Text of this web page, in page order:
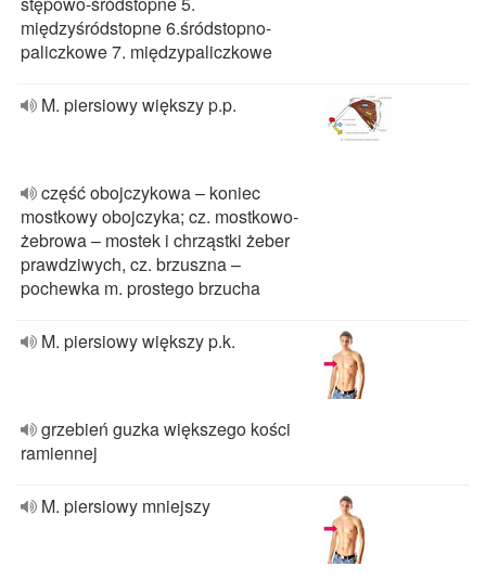
międzyśródstopne 6.śródstopno-
paliczkowe 7. międzypaliczkowe
M. piersiowy większy p.p.
część obojczykowa – koniec
mostkowy obojczyka; cz. mostkowo‐
żebrowa – mostek i chrząstki żeber
prawdziwych, cz. brzuszna –
pochewka m. prostego brzucha
M. piersiowy większy p.k.
grzebień guzka większego kości
ramiennej
M. piersiowy mniejszy